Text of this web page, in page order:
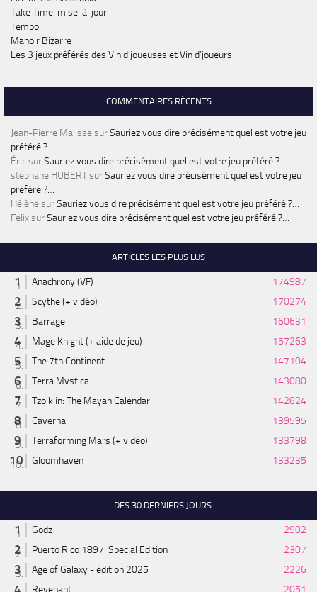
Take Time: mise-à-jour
Tembo
Manoir Bizarre
Les 3 jeux préférés des Vin d’joueuses et Vin d’joueurs
COMMENTAIRES RÉCENTS
Jean-Pierre MalissesurSauriez vous dire précisément quel est votre jeu
préféré ?…
ÉricsurSauriez vous dire précisément quel est votre jeu préféré ?…
stéphane HUBERTsurSauriez vous dire précisément quel est votre jeu
préféré ?…
HélènesurSauriez vous dire précisément quel est votre jeu préféré ?…
FelixsurSauriez vous dire précisément quel est votre jeu préféré ?…
ARTICLES LES PLUS LUS
Anachrony (VF)
174987
Scythe (+ vidéo)
170274
Barrage
160631
Mage Knight (+ aide de jeu)
157263
The 7th Continent
147104
Terra Mystica
143080
Tzolk'in: The Mayan Calendar
142824
Caverna
139595
Terraforming Mars (+ vidéo)
133798
Gloomhaven
133235
... DES 30 DERNIERS JOURS
Godz
2902
Puerto Rico 1897: Special Edition
2307
Age of Galaxy - édition 2025
2226
Revenant
2051